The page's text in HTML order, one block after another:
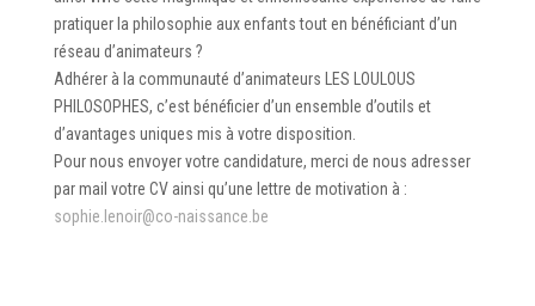
pratiquer la philosophie aux enfants tout en bénéficiant d’un
réseau d’animateurs ?
Adhérer à la communauté d’animateurs LES LOULOUS
PHILOSOPHES, c’est bénéficier d’un ensemble d’outils et
d’avantages uniques mis à votre disposition.
Pour nous envoyer votre candidature, merci de nous adresser
par mail votre CV ainsi qu’une lettre de motivation à :
sophie.lenoir@co-naissance.be